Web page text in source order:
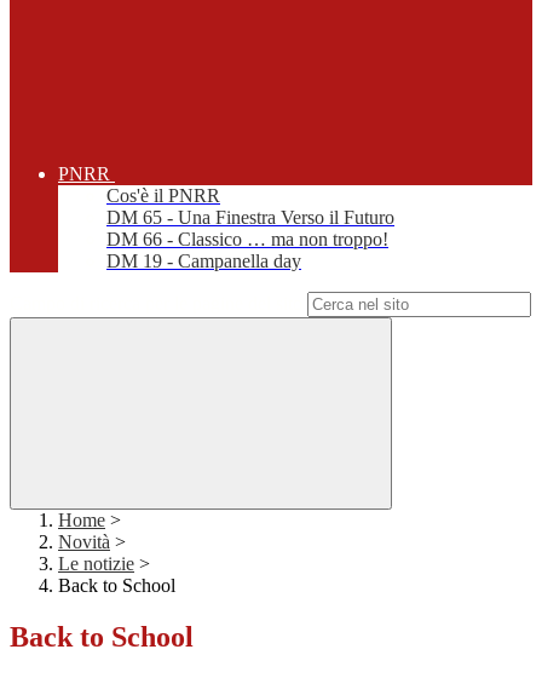
PNRR
Cos'è il PNRR
DM 65 - Una Finestra Verso il Futuro
DM 66 - Classico … ma non troppo!
DM 19 - Campanella day
Home >
Novità >
Le notizie >
Back to School
Back to School